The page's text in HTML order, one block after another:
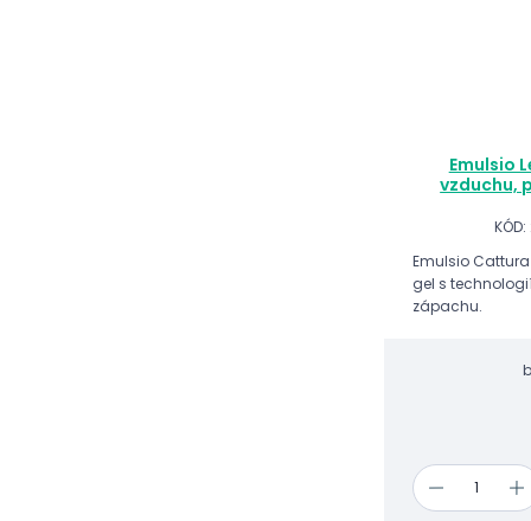
Emulsio
vzduchu,
Emulsio
gel s
zápachu.